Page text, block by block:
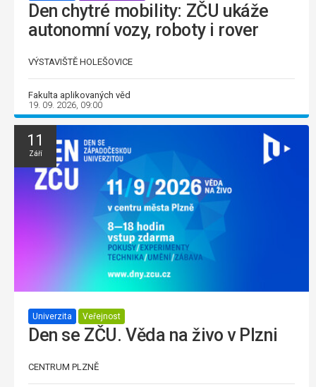
Den chytré mobility: ZČU ukáže
autonomní vozy, roboty i rover
VÝSTAVIŠTĚ HOLEŠOVICE
Fakulta aplikovaných věd
19. 09. 2026, 09:00
11
Září
Univerzita Veřejnost
Den se ZČU. Věda na živo v Plzni
CENTRUM PLZNĚ